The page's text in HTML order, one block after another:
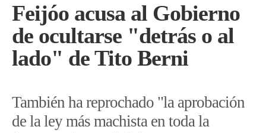
Feijóo acusa al Gobierno
de ocultarse "detrás o al
lado" de Tito Berni
También ha reprochado "la aprobación
de la ley más machista en toda la